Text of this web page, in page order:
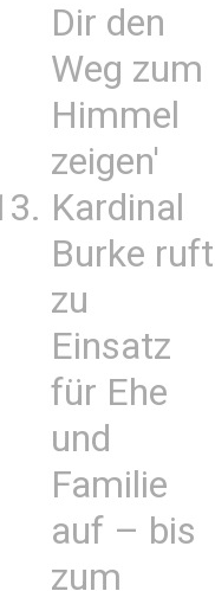
Dir den
Weg zum
Himmel
zeigen'
Kardinal
Burke ruft
zu
Einsatz
für Ehe
und
Familie
auf – bis
zum